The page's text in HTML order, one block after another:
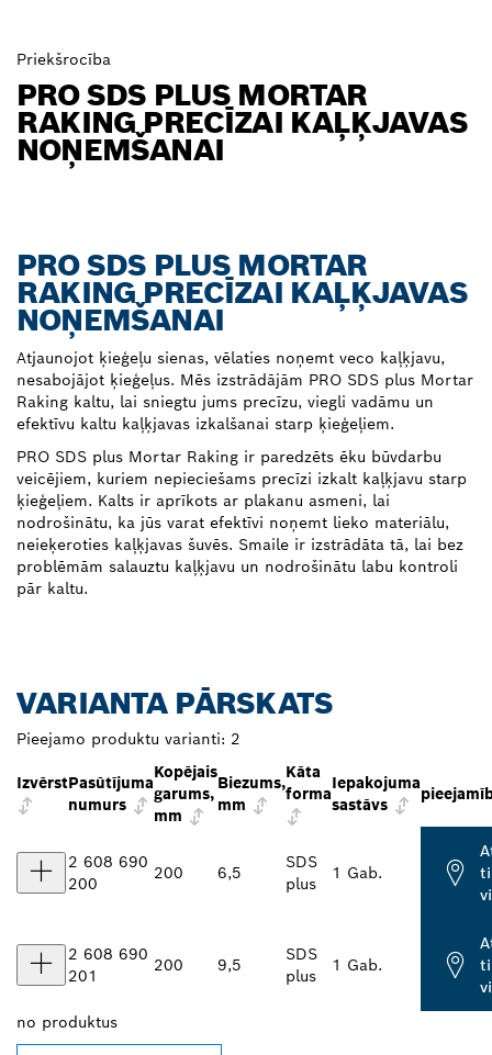
Priekšrocība
PRO SDS PLUS MORTAR
RAKING PRECĪZAI KAĻĶJAVAS
NOŅEMŠANAI
PRO SDS PLUS MORTAR
RAKING PRECĪZAI KAĻĶJAVAS
NOŅEMŠANAI
Atjaunojot ķieģeļu sienas, vēlaties noņemt veco kaļķjavu,
nesabojājot ķieģeļus. Mēs izstrādājām PRO SDS plus Mortar
Raking kaltu, lai sniegtu jums precīzu, viegli vadāmu un
efektīvu kaltu kaļķjavas izkalšanai starp ķieģeļiem.
PRO SDS plus Mortar Raking ir paredzēts ēku būvdarbu
veicējiem, kuriem nepieciešams precīzi izkalt kaļķjavu starp
ķieģeļiem. Kalts ir aprīkots ar plakanu asmeni, lai
nodrošinātu, ka jūs varat efektīvi noņemt lieko materiālu,
neieķeroties kaļķjavas šuvēs. Smaile ir izstrādāta tā, lai bez
problēmām salauztu kaļķjavu un nodrošinātu labu kontroli
pār kaltu.
VARIANTA PĀRSKATS
Pieejamo produktu varianti: 2
IzvērstPasūtījuma
numurs
Kopējais
garums,
mm
Biezums,
mm
Kāta
forma
Iepakojuma
sastāvs
2 608 690
200
200 6,5
SDS
plus
1 Gab.
2 608 690
201
200 9,5
SDS
plus
1 Gab.
no produktus